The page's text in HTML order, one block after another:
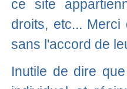
ce site
droits, etc...
sans l'accord de
Inutile de dire